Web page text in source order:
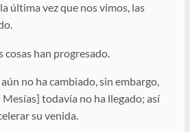
última vez que nos vimos, las
han progresado.
no ha cambiado, sin embargo,
todavía no ha llegado; así
su venida.